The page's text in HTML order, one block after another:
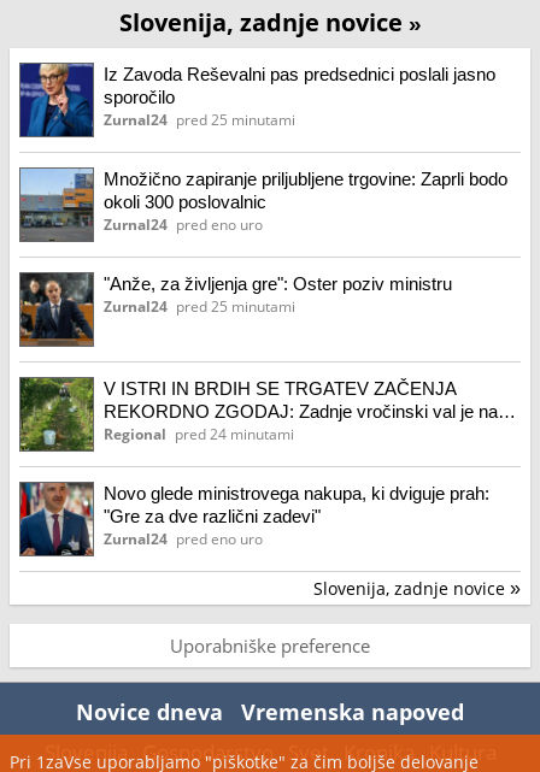
Slovenija, zadnje novice »
Iz Zavoda Reševalni pas predsednici poslali jasno
sporočilo
Zurnal24 pred 25 minutami
Množično zapiranje priljubljene trgovine: Zaprli bodo
okoli 300 poslovalnic
Zurnal24 pred eno uro
"Anže, za življenja gre": Oster poziv ministru
Zurnal24 pred 25 minutami
V ISTRI IN BRDIH SE TRGATEV ZAČENJA
REKORDNO ZGODAJ: Zadnje vročinski val je načel
vinograde
Regional pred 24 minutami
Novo glede ministrovega nakupa, ki dviguje prah:
"Gre za dve različni zadevi"
Zurnal24 pred eno uro
Slovenija, zadnje novice »
Uporabniške preference
Novice dneva Vremenska napoved
Slovenija Gospodarstvo Svet Kronika Kultura
Pri 1zaVse uporabljamo "piškotke" za čim boljše delovanje